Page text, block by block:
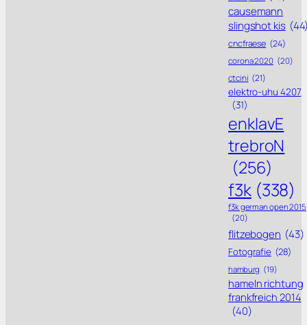
causemann
slingshot kis
cncfraese (24)
corona 2020 (20)
ctcini (21)
elektro-uhu 4207
(31)
enklavE
trebroN
(256)
f3k (338)
f3k german open 2015
(20)
flitzebogen (43)
Fotografie (28)
hamburg (19)
hameln richtung
frankfreich 2014
(40)